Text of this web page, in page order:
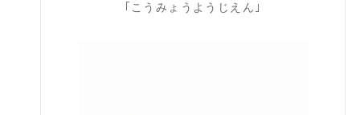
｢こうみょうようじえん｣